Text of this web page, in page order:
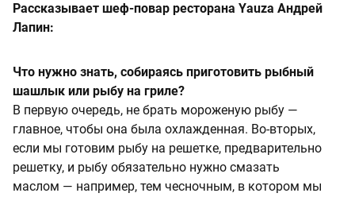
Рассказывает шеф-повар ресторана Yauza Андрей
Лапин:
Что нужно знать, собираясь приготовить рыбный
шашлык или рыбу на гриле?
В первую очередь, не брать мороженую рыбу —
главное, чтобы она была охлажденная. Во-вторых,
если мы готовим рыбу на решетке, предварительно
решетку, и рыбу обязательно нужно смазать
маслом — например, тем чесночным, в котором мы